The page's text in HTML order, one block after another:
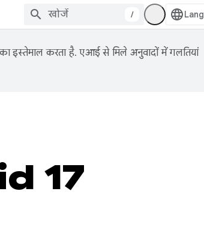
/
इस्तेमाल करता है. एआई से मिले अनुवादों में गलतियां
17